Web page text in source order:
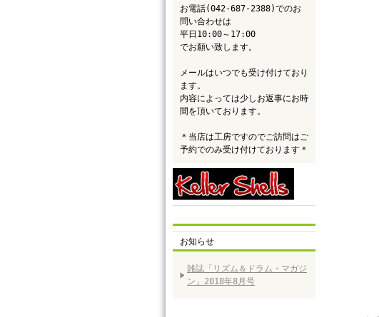
お電話(042-687-2388)でのお
問い合わせは
平日10:00～17:00
でお願い致します。
メールはいつでも受け付けており
ます。
内容によっては少しお返事にお時
間を頂いております。
＊当店は工房ですのでご訪問はご
予約でのみ受け付けております＊
お知らせ
雑誌「リズム＆ドラム・マガジ
ン」2018年8月号